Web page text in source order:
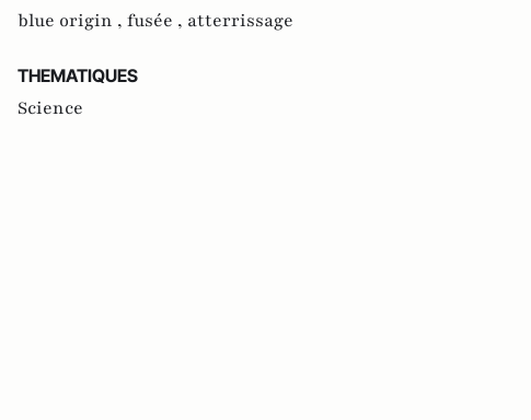
blue origin , fusée , atterrissage
THEMATIQUES
Science